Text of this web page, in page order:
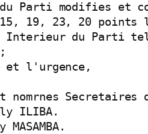
Parti modifies et
19, 23, 20
Interieur du Parti
et l'urgence,
Secretaires
ILIBA.